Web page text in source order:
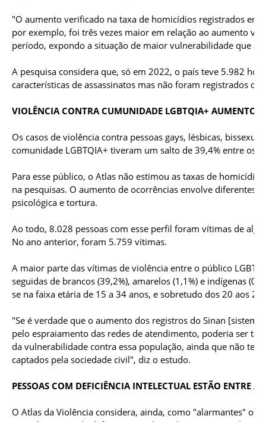
"O aumento verificado na taxa de homicídios registrados
por exemplo, foi três vezes maior em relação ao aumento
período, expondo a situação de maior vulnerabilidade que
A pesquisa considera que, só em 2022, o país teve 5.982
características de assassinatos mas não foram registrados
VIOLÊNCIA CONTRA CUMUNIDADE LGBTQIA+
Os casos de violência contra pessoas gays, lésbicas,
comunidade LGBTQIA+ tiveram um salto de 39,4% entre os
Para esse público, o Atlas não estimou as taxas de
na pesquisas. O aumento de ocorrências envolve diferentes
psicológica e tortura.
Ao todo, 8.028 pessoas com esse perfil foram vítimas de
No ano anterior, foram 5.759 vítimas.
A maior parte das vítimas de violência entre o público
seguidas de brancos (39,2%), amarelos (1,1%) e indígenas
se na faixa etária de 15 a 34 anos, e sobretudo dos 20 aos 29.
"Se é verdade que o aumento dos registros do Sinan
pelo espraiamento das redes de atendimento, poderia ser
da vulnerabilidade contra essa população, ainda que não
captados pela sociedade civil", diz o estudo.
PESSOAS COM DEFICIÊNCIA INTELECTUAL ESTÃO ENTRE
O Atlas da Violência considera, ainda, como "alarmantes" os